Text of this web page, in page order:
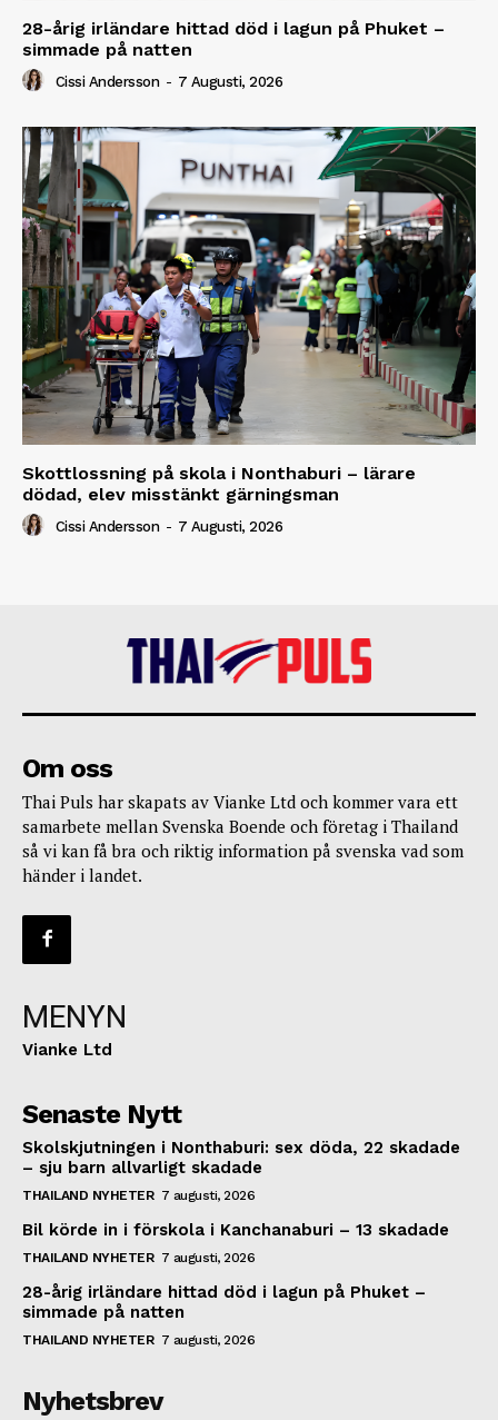
28-årig irländare hittad död i lagun på Phuket –
simmade på natten
Cissi Andersson - 7 Augusti, 2026
Skottlossning på skola i Nonthaburi – lärare
dödad, elev misstänkt gärningsman
Cissi Andersson - 7 Augusti, 2026
Om oss
Thai Puls har skapats av Vianke Ltd och kommer vara ett
samarbete mellan Svenska Boende och företag i Thailand
så vi kan få bra och riktig information på svenska vad som
händer i landet.
MENYN
Vianke Ltd
Senaste Nytt
Skolskjutningen i Nonthaburi: sex döda, 22 skadade
– sju barn allvarligt skadade
THAILAND NYHETER 7 augusti, 2026
Bil körde in i förskola i Kanchanaburi – 13 skadade
THAILAND NYHETER 7 augusti, 2026
28-årig irländare hittad död i lagun på Phuket –
simmade på natten
THAILAND NYHETER 7 augusti, 2026
Nyhetsbrev